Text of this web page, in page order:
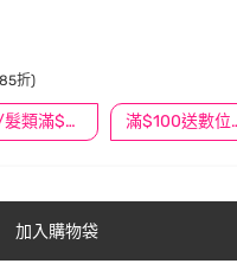
民生/髮類滿$388送舒潔冰巾 滿
折)
加入購物袋